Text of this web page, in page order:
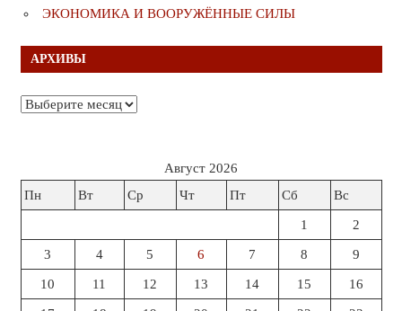
ЭКОНОМИКА И ВООРУЖЁННЫЕ СИЛЫ
АРХИВЫ
Архивы
Август 2026
Пн
Вт Ср Чт Пт Сб Вс
1 2
3 4 5 6 7 8 9
10 11 12 13 14 15 16